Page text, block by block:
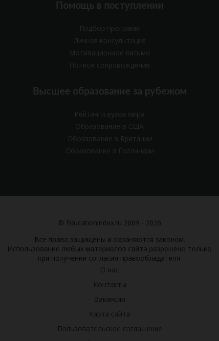
Помощь в поступлении
Подбор программ
Личная консультация
Мотивационное письмо
Полное сопровождение
Высшее образование за рубежом
Рейтинги вузов мира
Образование в США
Образование в Британии
Образование в Голландии
© Educationindex.ru 2009 - 2026
Все права защищены и охраняются законом.
Использование любых материалов сайта разрешено только
при получении согласия правообладателя.
О нас
Контакты
Вакансии
Карта сайта
Пользовательское соглашение